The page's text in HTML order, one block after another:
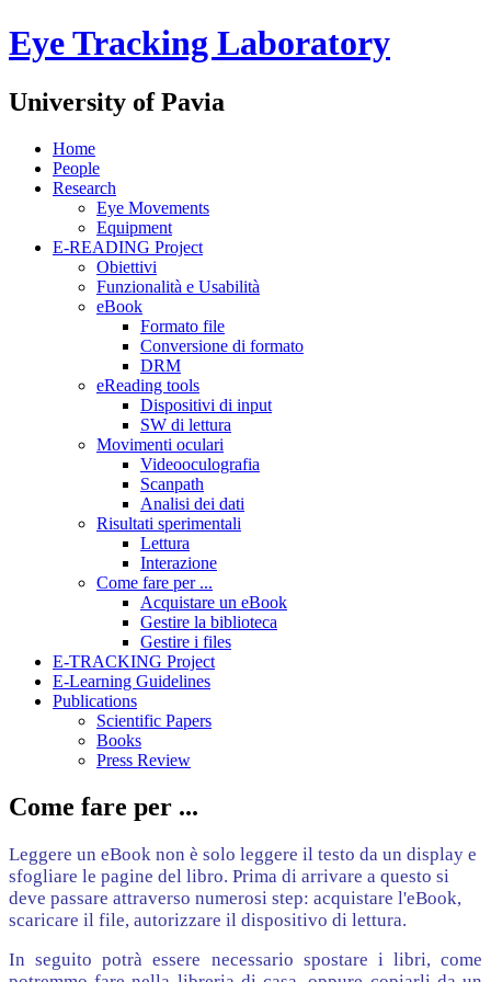
Eye Tracking Laboratory
University of Pavia
Home
People
Research
Eye Movements
Equipment
E-READING Project
Obiettivi
Funzionalità e Usabilità
eBook
Formato file
Conversione di formato
DRM
eReading tools
Dispositivi di input
SW di lettura
Movimenti oculari
Videooculografia
Scanpath
Analisi dei dati
Risultati sperimentali
Lettura
Interazione
Come fare per ...
Acquistare un eBook
Gestire la biblioteca
Gestire i files
E-TRACKING Project
E-Learning Guidelines
Publications
Scientific Papers
Books
Press Review
Come fare per ...
Leggere un eBook non è solo leggere il testo da un display e
sfogliare le pagine del libro. Prima di arrivare a questo si
deve passare attraverso numerosi step: acquistare l'eBook,
scaricare il file, autorizzare il dispositivo di lettura.
In seguito potrà essere necessario spostare i libri, come